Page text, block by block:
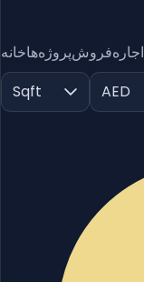
خانهپروژه‌هافروشاجاره
Sqft
AED